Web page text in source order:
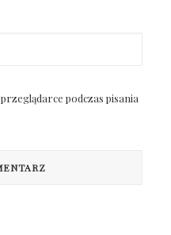
podczas pisania